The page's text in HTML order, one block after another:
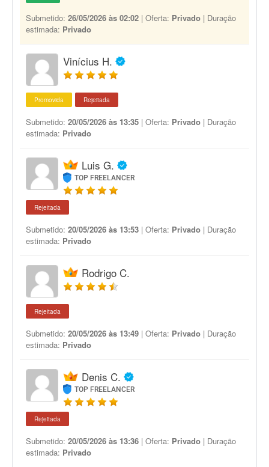
Submetido: 26/05/2026 às 02:02 | Oferta: Privado | Duração
estimada: Privado
Vinícius H.
Promovida Rejeitada
Submetido: 20/05/2026 às 13:35 | Oferta: Privado | Duração
estimada: Privado
Luis G.
TOP FREELANCER
Rejeitada
Submetido: 20/05/2026 às 13:53 | Oferta: Privado | Duração
estimada: Privado
Rodrigo C.
Rejeitada
Submetido: 20/05/2026 às 13:49 | Oferta: Privado | Duração
estimada: Privado
Denis C.
TOP FREELANCER
Rejeitada
Submetido: 20/05/2026 às 13:36 | Oferta: Privado | Duração
estimada: Privado